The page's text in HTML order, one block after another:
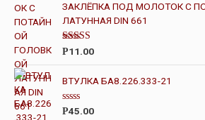
е
н
к
а
0
и
з
ЗАКЛЁПКА ПОД МОЛОТОК С
ЛАТУННАЯ DIN 661
Оценка
Р11.00
ВТУЛКА БА8.226.333-21
О
Р45.00